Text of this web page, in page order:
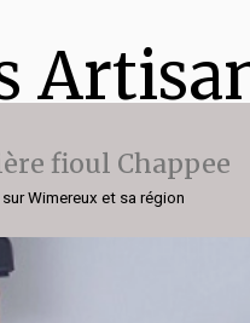
fioul Chappee
Wimereux et sa région